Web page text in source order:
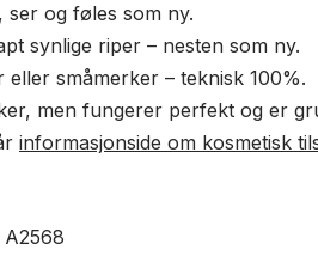
ser og føles som ny.
synlige riper – nesten som ny.
eller småmerker – teknisk 100%.
men fungerer perfekt og er
informasjonside om kosmetisk
A2568